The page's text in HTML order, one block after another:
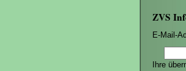
ZVS
E-Mail-
Ihre